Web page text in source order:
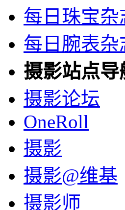
每日珠宝杂
每日腕表杂
摄影站点导
摄影论坛
OneRoll
摄影
摄影@维基
摄影师